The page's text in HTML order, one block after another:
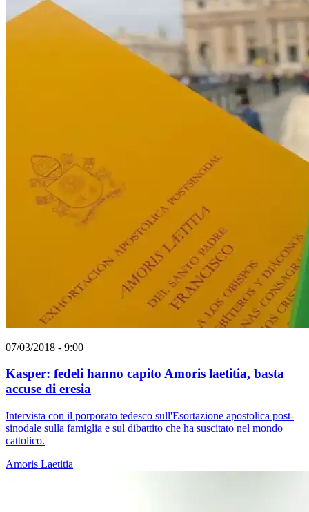
07/03/2018 - 9:00
Kasper: fedeli hanno capito Amoris laetitia, basta
accuse di eresia
Intervista con il porporato tedesco sull'Esortazione apostolica post-
sinodale sulla famiglia e sul dibattito che ha suscitato nel mondo
cattolico.
Amoris Laetitia